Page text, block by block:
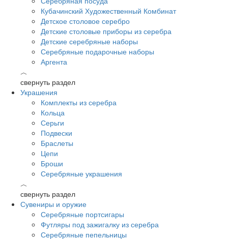
Кубачинский Художественный Комбинат
Детское столовое серебро
Детские столовые приборы из серебра
Детские серебряные наборы
Серебряные подарочные наборы
Аргента
︿
свернуть раздел
Украшения
Комплекты из серебра
Кольца
Серьги
Подвески
Браслеты
Цепи
Броши
Серебряные украшения
︿
свернуть раздел
Сувениры и оружие
Серебряные портсигары
Футляры под зажигалку из серебра
Серебряные пепельницы